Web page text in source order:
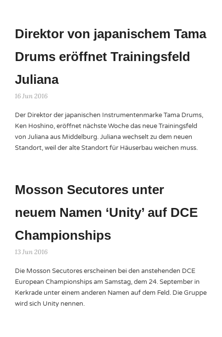
Direktor von japanischem Tama
Drums eröffnet Trainingsfeld
Juliana
16 Jun 2016
Der Direktor der japanischen Instrumentenmarke Tama Drums,
Ken Hoshino, eröffnet nächste Woche das neue Trainingsfeld
von Juliana aus Middelburg. Juliana wechselt zu dem neuen
Standort, weil der alte Standort für Häuserbau weichen muss.
Mosson Secutores unter
neuem Namen ‘Unity’ auf DCE
Championships
13 Jun 2016
Die Mosson Secutores erscheinen bei den anstehenden DCE
European Championships am Samstag, dem 24. September in
Kerkrade unter einem anderen Namen auf dem Feld. Die Gruppe
wird sich Unity nennen.